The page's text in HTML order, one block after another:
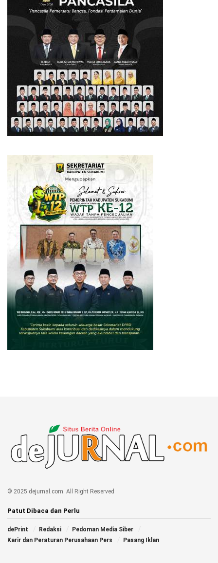
© 2025 dejurnal.com. All Right Reserved
Patut Dibaca dan Perlu
dePrint Redaksi
Pedoman Media Siber
Karir dan Peraturan Perusahaan Pers
Pasang Iklan